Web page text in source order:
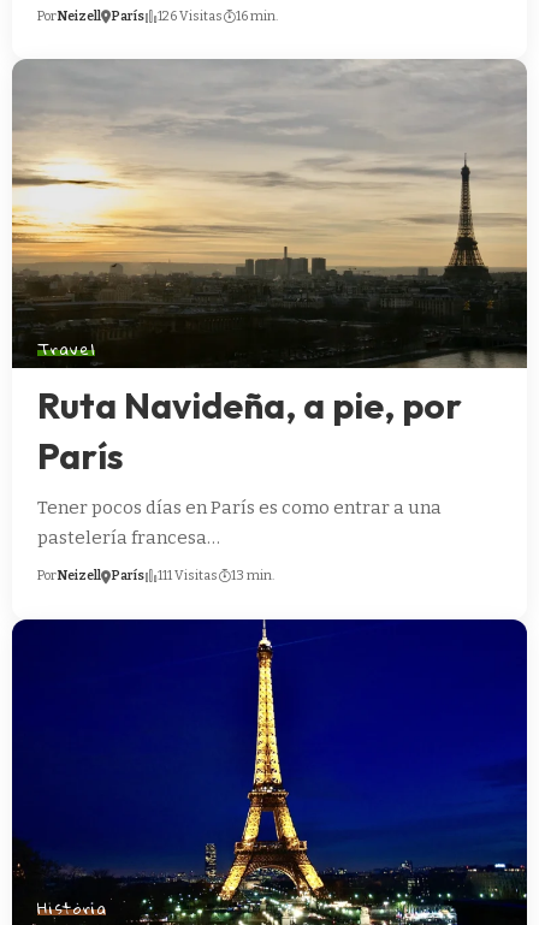
PorNeizell París 126 Visitas 16 min.
Travel
Ruta Navideña, a pie, por
París
Tener pocos días en París es como entrar a una
pastelería francesa…
PorNeizell París 111 Visitas 13 min.
Historia